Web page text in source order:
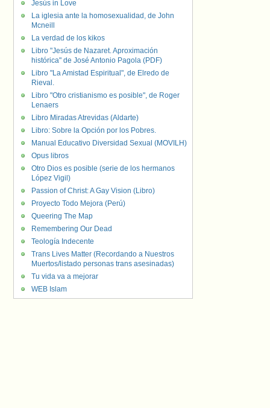
Jesús in Love
La iglesia ante la homosexualidad, de John
Mcneill
La verdad de los kikos
Libro "Jesús de Nazaret. Aproximación
histórica" de José Antonio Pagola (PDF)
Libro "La Amistad Espiritual", de Elredo de
Rieval.
Libro "Otro cristianismo es posible", de Roger
Lenaers
Libro Miradas Atrevidas (Aldarte)
Libro: Sobre la Opción por los Pobres.
Manual Educativo Diversidad Sexual (MOVILH)
Opus libros
Otro Dios es posible (serie de los hermanos
López Vigil)
Passion of Christ: A Gay Vision (Libro)
Proyecto Todo Mejora (Perú)
Queering The Map
Remembering Our Dead
Teología Indecente
Trans Lives Matter (Recordando a Nuestros
Muertos/listado personas trans asesinadas)
Tu vida va a mejorar
WEB Islam